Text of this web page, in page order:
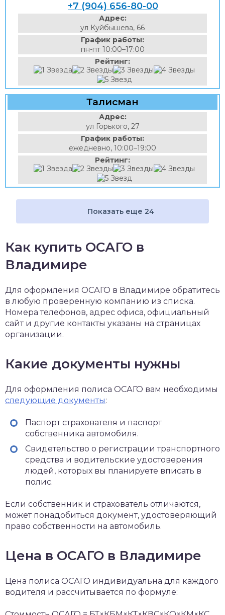
+7 (904) 656-80-00
Адрес:
ул Куйбышева, 66
График работы:
пн-пт 10:00–17:00
Рейтинг:
Талисман
Адрес:
ул Горького, 27
График работы:
ежедневно, 10:00–19:00
Рейтинг:
Показать еще 24
Как купить ОСАГО в
Владимире
Для оформления ОСАГО в Владимире обратитесь
в любую проверенную компанию из списка.
Номера телефонов, адрес офиса, официальный
сайт и другие контакты указаны на страницах
организации.
Какие документы нужны
Для оформления полиса ОСАГО вам необходимы
следующие документы:
Паспорт страхователя и паспорт
собственника автомобиля.
Свидетельство о регистрации транспортного
средства и водительские удостоверения
людей, которых вы планируете вписать в
полис.
Если собственник и страхователь отличаются,
может понадобиться документ, удостоверяющий
право собственности на автомобиль.
Цена в ОСАГО в Владимире
Цена полиса ОСАГО индивидуальна для каждого
водителя и рассчитывается по формуле: